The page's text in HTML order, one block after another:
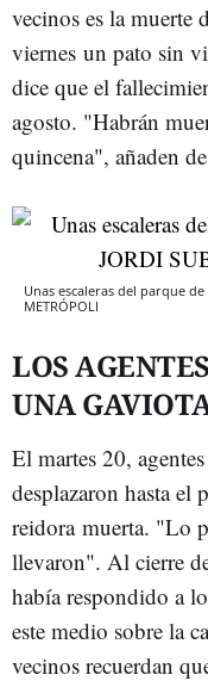
vecinos es la muerte
viernes un pato sin
dice que el
agosto. "Habrán
quincena", añaden
Unas escaleras del parque
METRÓPOLI
LOS
UNA
El martes 20,
desplazaron hasta el
reidora muerta. "Lo
llevaron". Al cierre
había respondido a
este medio sobre la
vecinos recuerdan